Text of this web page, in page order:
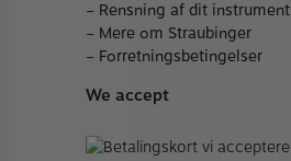
– Rensning af dit instrument
– Mere om Straubinger
– Forretningsbetingelser
We accept